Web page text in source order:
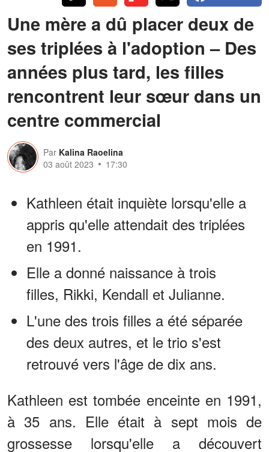
Une mère a dû placer deux de
ses triplées à l'adoption – Des
années plus tard, les filles
rencontrent leur sœur dans un
centre commercial
Par Kalina Raoelina
03 août 2023
17:30
Kathleen était inquiète lorsqu'elle a
appris qu'elle attendait des triplées
en 1991.
Elle a donné naissance à trois
filles, Rikki, Kendall et Julianne.
L'une des trois filles a été séparée
des deux autres, et le trio s'est
retrouvé vers l'âge de dix ans.
Kathleen est tombée enceinte en 1991,
à 35 ans. Elle était à sept mois de
grossesse lorsqu'elle a découvert